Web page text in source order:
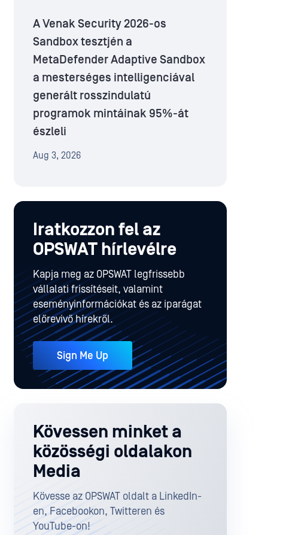
A Venak Security 2026-os
Sandbox tesztjén a
MetaDefender Adaptive Sandbox
a mesterséges intelligenciával
generált rosszindulatú
programok mintáinak 95%-át
észleli
Aug 3, 2026
Iratkozzon fel az
OPSWAT hírlevélre
Kapja meg az OPSWAT legfrissebb
vállalati frissítéseit, valamint
eseményinformációkat és az iparágat
előrevivő hírekről.
Sign Me Up
Kövessen minket a
közösségi oldalakon
Media
Kövesse az OPSWAT oldalt a LinkedIn-
en, Facebookon, Twitteren és
YouTube-on!